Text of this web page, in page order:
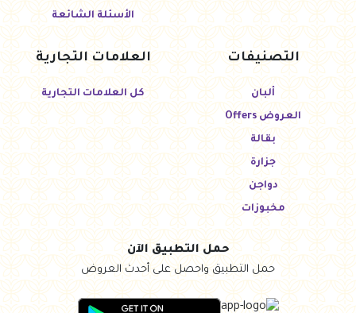
الأسئلة الشائعة
التصنيفات
ألبان
العروض Offers
بقالة
جزارة
دواجن
مخبوزات
العلامات التجارية
كل العلامات التجارية
حمل التطبيق الآن
حمل التطبيق واحصل على أحدث العروض